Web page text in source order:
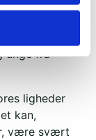
unge fra
ligheder
kan,
være svært